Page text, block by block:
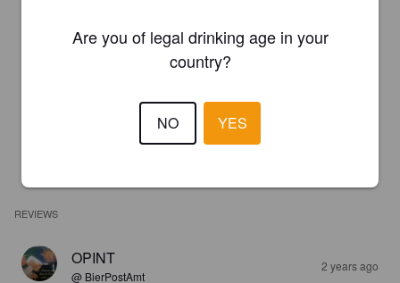
REVIEWS
OPINT
@ BierPostAmt
2 years ago
Are you of legal drinking age in your
country?
NO YES